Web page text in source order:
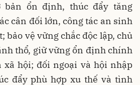
bản ổn định, thúc đẩy tăng
cân đối lớn, công tác an sinh
bảo vệ vững chắc độc lập, chủ
thổ, giữ vững ổn định chính
hội; đối ngoại và hội nhập
đẩy phù hợp xu thế và tình